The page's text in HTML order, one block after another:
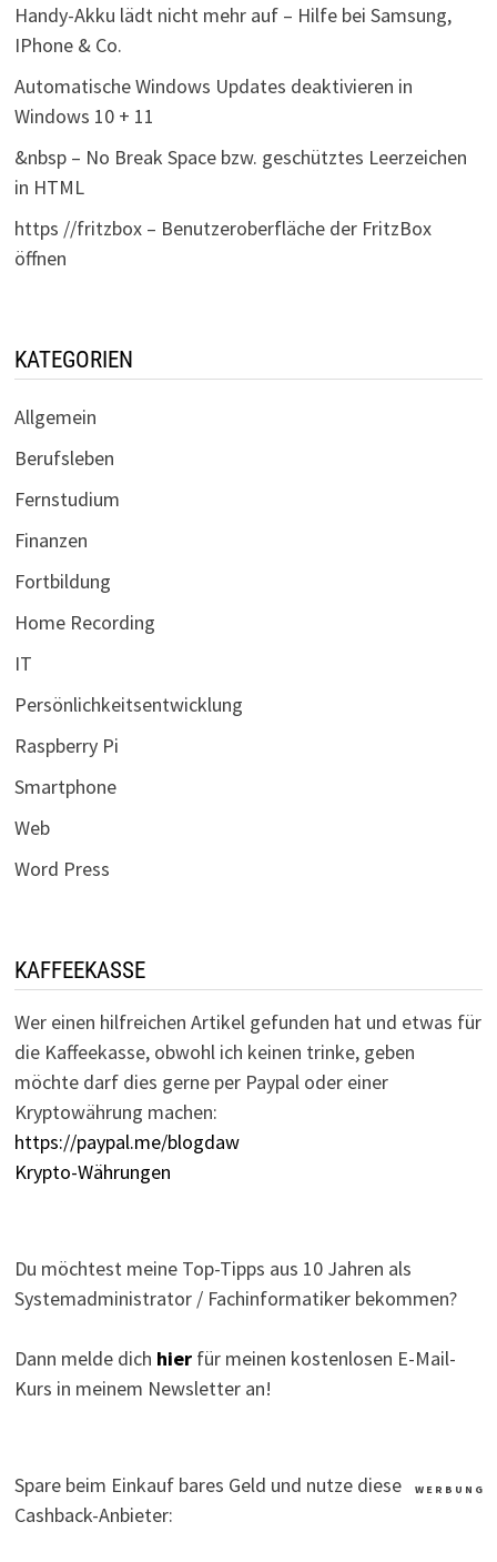
Handy-Akku lädt nicht mehr auf – Hilfe bei Samsung,
IPhone & Co.
Automatische Windows Updates deaktivieren in
Windows 10 + 11
&nbsp – No Break Space bzw. geschütztes Leerzeichen
in HTML
https //fritzbox – Benutzeroberfläche der FritzBox
öffnen
KATEGORIEN
Allgemein
Berufsleben
Fernstudium
Finanzen
Fortbildung
Home Recording
IT
Persönlichkeitsentwicklung
Raspberry Pi
Smartphone
Web
Word Press
KAFFEEKASSE
Wer einen hilfreichen Artikel gefunden hat und etwas für
die Kaffeekasse, obwohl ich keinen trinke, geben
möchte darf dies gerne per Paypal oder einer
Kryptowährung machen:
https://paypal.me/blogdaw
Krypto-Währungen
Du möchtest meine Top-Tipps aus 10 Jahren als
Systemadministrator / Fachinformatiker bekommen?
Dann melde dich hierfür meinen kostenlosen E-Mail-
Kurs in meinem Newsletter an!
W E R B U N G
Spare beim Einkauf bares Geld und nutze diese
Cashback-Anbieter: